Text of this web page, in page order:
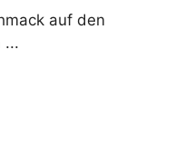
auf den
...